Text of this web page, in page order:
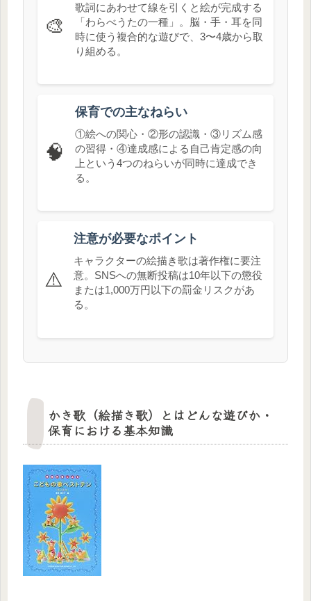
🎨
歌詞にあわせて線を引くと絵が完成する
「わらべうたの一種」。脳・手・耳を同
時に使う複合的な遊びで、3〜4歳から取
り組める。
🧠
保育での主なねらい
①絵への関心・②形の認識・③リズム感
の習得・④達成感による自己肯定感の向
上という4つのねらいが同時に達成でき
る。
⚠️
注意が必要なポイント
キャラクターの絵描き歌は著作権に要注
意。SNSへの無断投稿は10年以下の懲役
または1,000万円以下の罰金リスクがあ
る。
かき歌（絵描き歌）とはどんな遊びか・
保育における基本知識